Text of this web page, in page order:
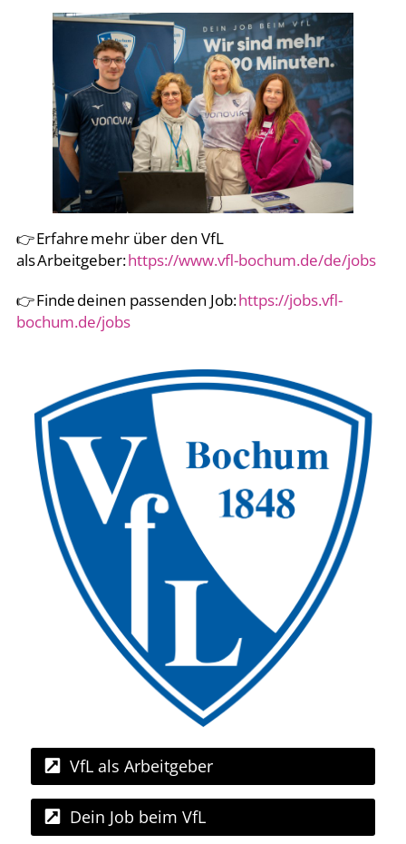
👉 Erfahre mehr über den VfL
als Arbeitgeber:https://www.vfl-bochum.de/de/jobs
👉 Finde deinen passenden Job:https://jobs.vfl-
bochum.de/jobs
VfL als Arbeitgeber
Dein Job beim VfL